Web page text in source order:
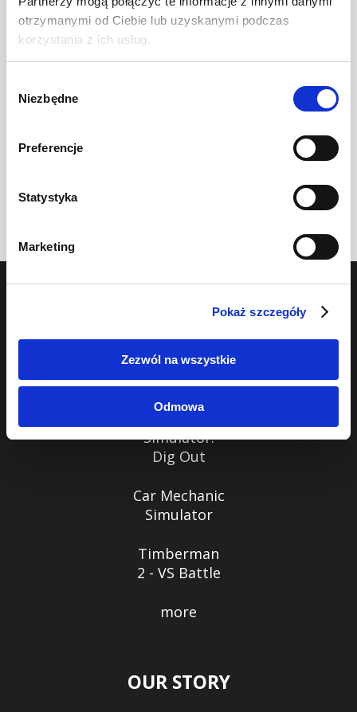
otrzymanymi od Ciebie lub uzyskanymi podczas
korzystania z ich usług.
zgody
Niezbędne
Preferencje
Statystyka
Marketing
Pokaż szczegóły
Zezwól na wszystkie
Odmowa
3. How to redeem Apple App Store promo code on
iPhone or iPad
4. Apple App Store Subscription Price & Terms
GAMES
Prison
Simulator:
Dig Out
Car Mechanic
Simulator
Timberman
2 - VS Battle
more
OUR STORY